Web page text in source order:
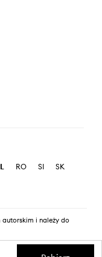
RO SI
SK
autorskim i należy do